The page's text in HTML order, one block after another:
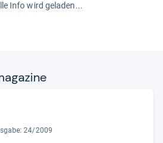
Info wird geladen...
24/2009